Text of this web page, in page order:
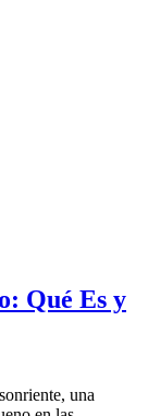
Qué Es y